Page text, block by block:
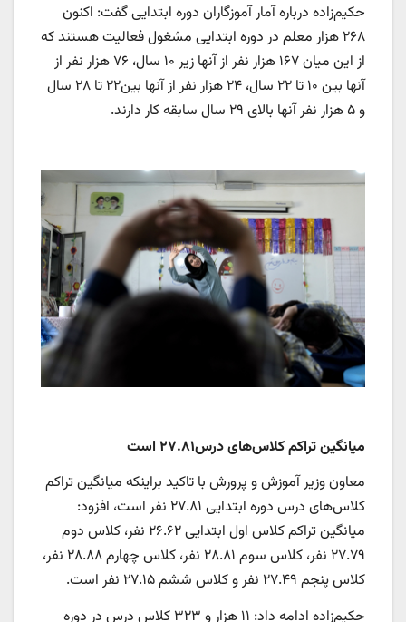
حکیم‌زاده درباره آمار آموزگاران دوره ابتدایی گفت: اکنون
۲۶۸ هزار معلم در دوره ابتدایی مشغول فعالیت هستند که
از این میان ۱۶۷ هزار نفر از آنها زیر ۱۰ سال، ۷۶ هزار نفر از
آنها بین ۱۰ تا ۲۲ سال، ۲۴ هزار نفر از آنها بین۲۲ تا ۲۸ سال
و ۵ هزار نفر آنها بالای ۲۹ سال سابقه کار دارند.
میانگین تراکم کلاس‌های درس۲۷.۸۱ است
معاون وزیر آموزش و پرورش با تاکید براینکه میانگین تراکم
کلاس‌های درس دوره ابتدایی ۲۷.۸۱ نفر است، افزود:
میانگین تراکم کلاس اول ابتدایی ۲۶.۶۲ نفر، کلاس دوم
۲۷.۷۹ نفر، کلاس سوم ۲۸.۸۱ نفر، کلاس چهارم ۲۸.۸۸ نفر،
کلاس پنجم ۲۷.۴۹ نفر و کلاس ششم ۲۷.۱۵ نفر است.
حکیم‌زاده ادامه داد: ۱۱ هزار و ۳۲۳ کلاس درس در دوره